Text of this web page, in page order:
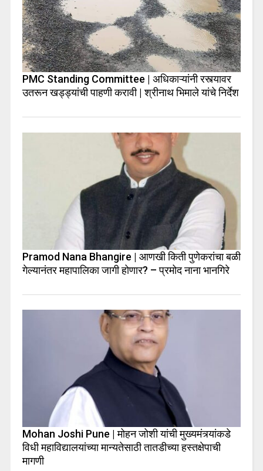
PMC Standing Committee | अधिकाऱ्यांनी रस्त्यावर
उतरून खड्ड्यांची पाहणी करावी | श्रीनाथ भिमाले यांचे निर्देश
Pramod Nana Bhangire | आणखी किती पुणेकरांचा बळी
गेल्यानंतर महापालिका जागी होणार? – प्रमोद नाना भानगिरे
Mohan Joshi Pune | मोहन जोशी यांची मुख्यमंत्र्यांकडे
विधी महाविद्यालयांच्या मान्यतेसाठी तातडीच्या हस्तक्षेपाची
मागणी